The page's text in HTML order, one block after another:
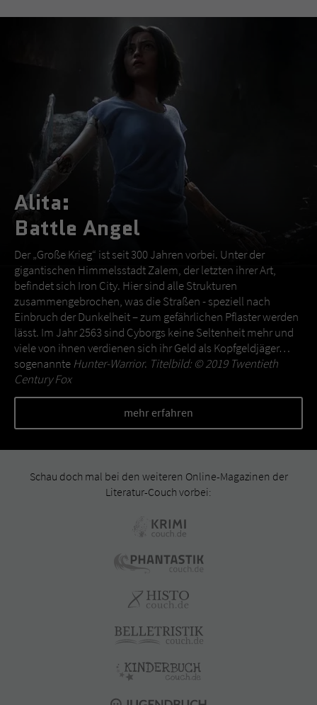
Alita:
Battle Angel
Der „Große Krieg“ ist seit 300 Jahren vorbei. Unter der
gigantischen Himmelsstadt Zalem, der letzten ihrer Art,
befindet sich Iron City. Hier sind alle Strukturen
zusammengebrochen, was die Straßen - speziell nach
Einbruch der Dunkelheit – zum gefährlichen Pflaster werden
lässt. Im Jahr 2563 sind Cyborgs keine Seltenheit mehr und
viele von ihnen verdienen sich ihr Geld als Kopfgeldjäger…
sogenannte Hunter-Warrior. Titelbild: © 2019 Twentieth
Century Fox
mehr erfahren
Schau doch mal bei den weiteren Online-Magazinen der
Literatur-Couch vorbei: